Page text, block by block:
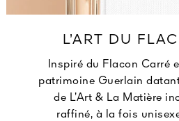
L’ART DU
Inspiré du Flacon Carré
patrimoine Guerlain
de L’Art & La Matière
raffiné, à la fois